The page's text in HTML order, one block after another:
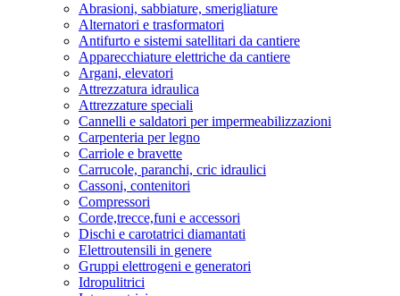
Abrasioni, sabbiature, smerigliature
Alternatori e trasformatori
Antifurto e sistemi satellitari da cantiere
Apparecchiature elettriche da cantiere
Argani, elevatori
Attrezzatura idraulica
Attrezzature speciali
Cannelli e saldatori per impermeabilizzazioni
Carpenteria per legno
Carriole e bravette
Carrucole, paranchi, cric idraulici
Cassoni, contenitori
Compressori
Corde,trecce,funi e accessori
Dischi e carotatrici diamantati
Elettroutensili in genere
Gruppi elettrogeni e generatori
Idropulitrici